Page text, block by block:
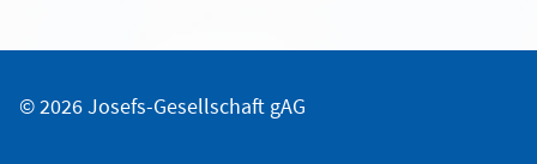
© 2026 Josefs-Gesellschaft gAG